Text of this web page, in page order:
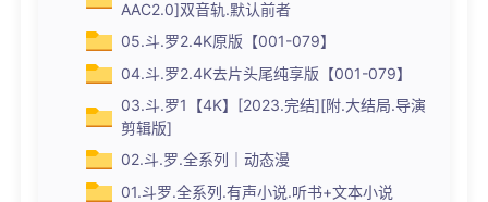
AAC2.0]双音轨.默认前者
05.斗.罗2.4K原版【001-079】
04.斗.罗2.4K去片头尾纯享版【001-079】
03.斗.罗1【4K】[2023.完结][附.大结局.导演
剪辑版]
02.斗.罗.全系列｜动态漫
01.斗罗.全系列.有声小说.听书+文本小说